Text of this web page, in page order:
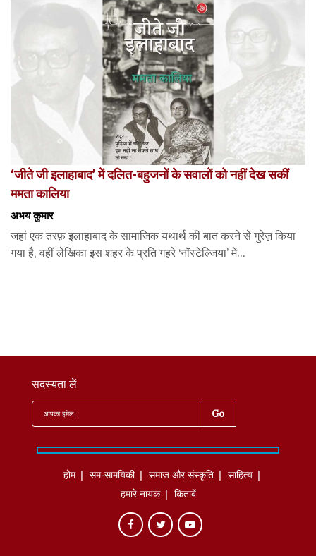
‘जीते जी इलाहाबाद’ में दलित-बहुजनों के सवालों को नहीं देख सकीं
ममता कालिया
अभय कुमार
जहां एक तरफ़ इलाहाबाद के सामाजिक यथार्थ की बात करने से गुरेज़ किया
गया है, वहीं लेखिका इस शहर के प्रति गहरे ‘नॉस्टेल्जिया’ में...
सदस्यता लें
होम सम-सामयिकी समाज और संस्कृति
साहित्‍य
हमारे नायक
किताबें